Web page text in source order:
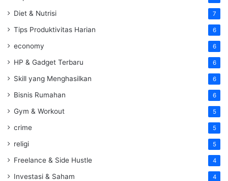
Diet & Nutrisi 7
Tips Produktivitas Harian 6
economy 6
HP & Gadget Terbaru 6
Skill yang Menghasilkan 6
Bisnis Rumahan 6
Gym & Workout 5
crime 5
religi 5
Freelance & Side Hustle 4
Investasi & Saham 4